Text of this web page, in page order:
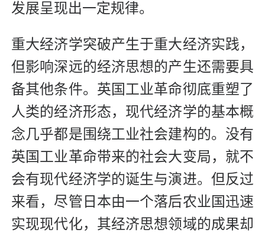
发展呈现出一定规律。
重大经济学突破产生于重大经济实践，
但影响深远的经济思想的产生还需要具
备其他条件。英国工业革命彻底重塑了
人类的经济形态，现代经济学的基本概
念几乎都是围绕工业社会建构的。没有
英国工业革命带来的社会大变局，就不
会有现代经济学的诞生与演进。但反过
来看，尽管日本由一个落后农业国迅速
实现现代化，其经济思想领域的成果却